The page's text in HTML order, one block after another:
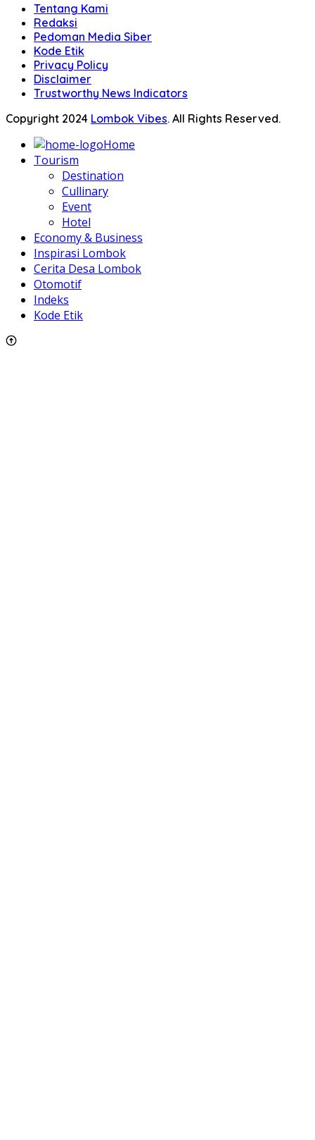
Tentang Kami
Redaksi
Pedoman Media Siber
Kode Etik
Privacy Policy
Disclaimer
Trustworthy News Indicators
Copyright 2024 Lombok Vibes. All Rights Reserved.
Home
Tourism
Destination
Cullinary
Event
Hotel
Economy & Business
Inspirasi Lombok
Cerita Desa Lombok
Otomotif
Indeks
Kode Etik